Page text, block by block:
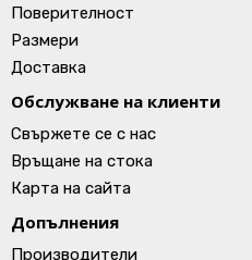
Поверителност
Размери
Доставка
Обслужване на клиенти
Свържете се с нас
Връщане на стока
Карта на сайта
Допълнения
Производители